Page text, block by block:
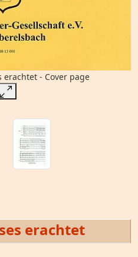
erachtet - Cover page
erachtet